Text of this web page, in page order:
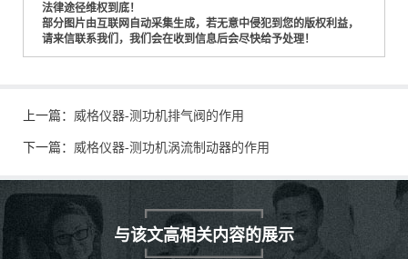
法律途径维权到底！
部分图片由互联网自动采集生成，若无意中侵犯到您的版权利益，
请来信联系我们，我们会在收到信息后会尽快给予处理！
上一篇： 威格仪器-测功机排气阀的作用
下一篇： 威格仪器-测功机涡流制动器的作用
与该文高相关内容的展示